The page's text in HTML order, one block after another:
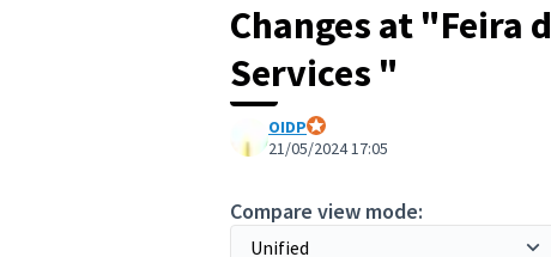
Changes at "Feira
Services "
OIDP
Official participant
21/05/2024 17:05
Compare view mode: